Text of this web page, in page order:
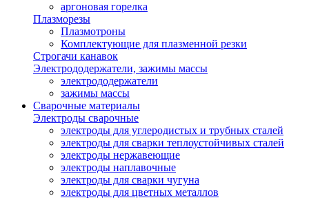
аргоновая горелка
Плазморезы
Плазмотроны
Комплектующие для плазменной резки
Строгачи канавок
Электрододержатели, зажимы массы
электрододержатели
зажимы массы
Сварочные материалы
Электроды сварочные
электроды для углеродистых и трубных сталей
электроды для сварки теплоустойчивых сталей
электроды нержавеющие
электроды наплавочные
электроды для сварки чугуна
электроды для цветных металлов